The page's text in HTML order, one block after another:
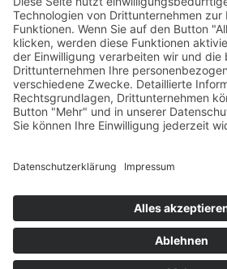
Weltrangliste werden beim Aachen
September trifft sich die Weltelite
Deutsche Bank Stadion auf dem